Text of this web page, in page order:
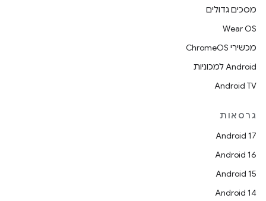
מסכים גדולים
Wear OS
מכשירי ChromeOS
Android למכוניות
Android TV
גרסאות
Android 17
Android 16
Android 15
Android 14